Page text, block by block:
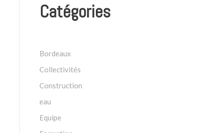
Catégories
Bordeaux
Collectivités
Construction
eau
Equipe